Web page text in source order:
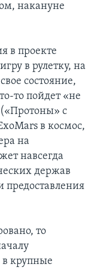
накануне
в проекте
в рулетку, на
состояние,
то пойдет «не
с
в космос,
на
навсегда
держав
предоставления
то
в крупные